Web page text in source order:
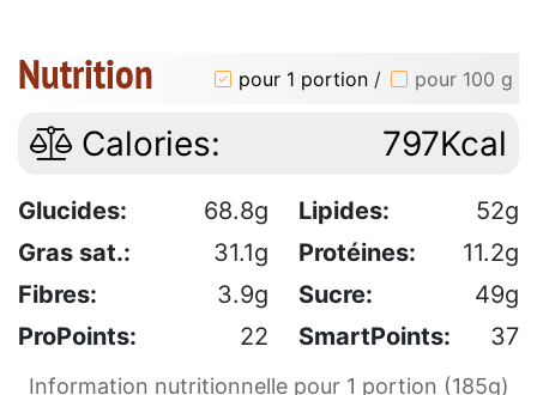
Nutrition pour 1 portion / pour 100 g
Calories: 797Kcal
Glucides: 68.8g Lipides:
52g
Gras sat.:
31.1g Protéines:
11.2g
Fibres:
3.9g Sucre:
49g
ProPoints:
22 SmartPoints: 37
Information nutritionnelle pour 1 portion (185g)